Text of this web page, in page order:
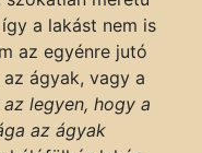
a lakást nem is
az egyénre jutó
ágyak, vagy a
legyen, hogy a
az ágyak